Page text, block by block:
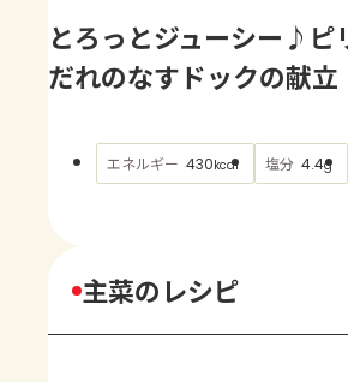
AJINOMOTO PARK とは
とろっとジューシー♪ピ
だれのなすドックの献立
エネルギー 430kcal 塩分 4.4g
主菜のレシピ